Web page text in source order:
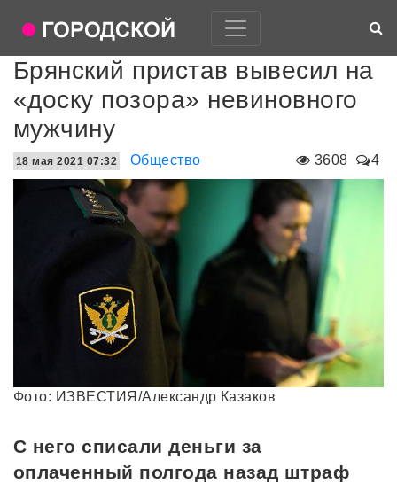
Брянский пристав вывесил на
«доску позора» невиновного
мужчину
3608 4
18 мая 2021 07:32 Общество
Фото: ИЗВЕСТИЯ/Александр Казаков
С него списали деньги за
оплаченный полгода назад штраф